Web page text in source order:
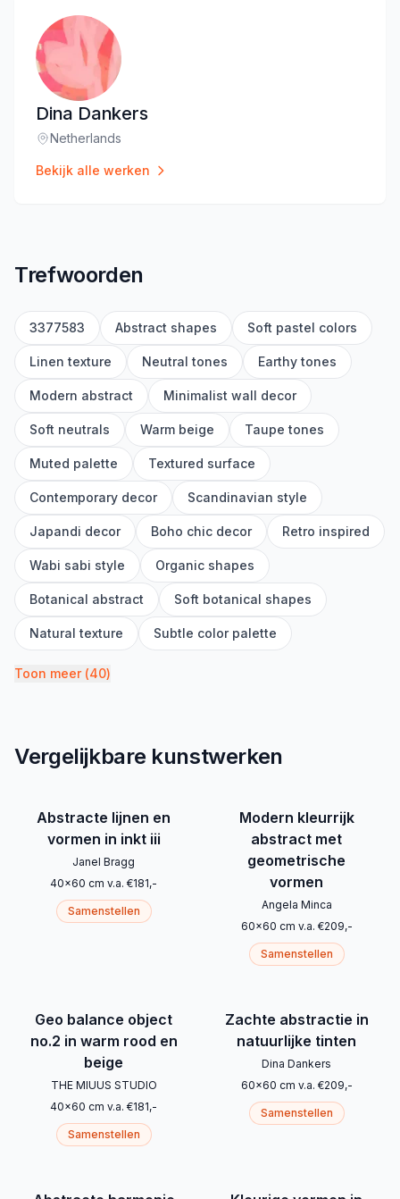
Dina Dankers
Locatie:
Netherlands
Bekijk alle werken
Trefwoorden
3377583 Abstract shapes Soft pastel colors
Linen texture Neutral tones Earthy tones
Modern abstract Minimalist wall decor
Soft neutrals Warm beige Taupe tones
Muted palette Textured surface
Contemporary decor Scandinavian style
Japandi decor Boho chic decor Retro inspired
Wabi sabi style Organic shapes
Botanical abstract Soft botanical shapes
Natural texture Subtle color palette
Toon meer(40)
Vergelijkbare kunstwerken
Abstracte lijnen en
vormen in inkt iii
Janel Bragg
40x60 cm v.a. €181,-
Samenstellen
Modern kleurrijk
abstract met
geometrische
vormen
Angela Minca
60x60 cm v.a. €209,-
Samenstellen
Geo balance object
no.2 in warm rood en
beige
THE MIUUS STUDIO
40x60 cm v.a. €181,-
Samenstellen
Zachte abstractie in
natuurlijke tinten
Dina Dankers
60x60 cm v.a. €209,-
Samenstellen